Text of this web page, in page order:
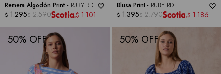
Remera Algodón Print - RUBY RD
$ 1.295$ 2.590 $ 1.101
Blusa Print - RUBY RD
$ 1.395$ 2.790 $ 1.186
50 50